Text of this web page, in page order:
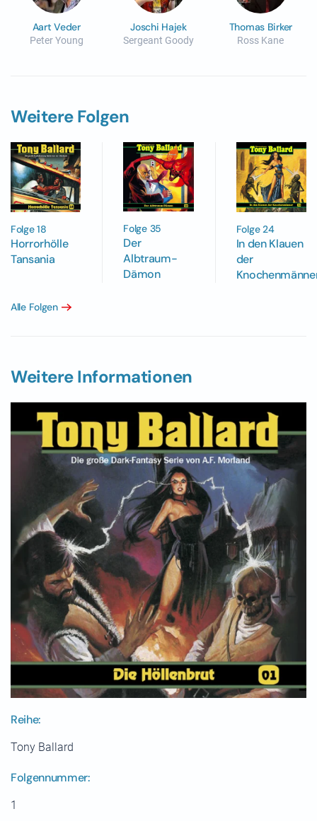
Aart Veder
Peter Young
Joschi Hajek
Sergeant Goody
Thomas Birker
Ross Kane
Weitere Folgen
Folge 18
Horrorhölle
Tansania
Folge 35
Der
Albtraum-
Dämon
Folge 24
In den Klauen
der
Alle Folgen
Weitere Informationen
Reihe:
Tony Ballard
Folgennummer:
1